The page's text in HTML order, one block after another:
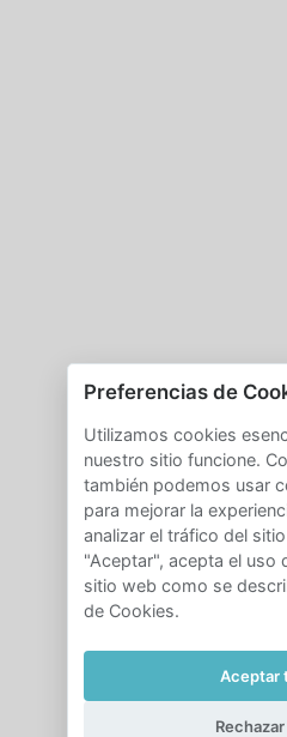
Preferencias de
Utilizamos cookies
nuestro sitio funcione.
también podemos usar
para mejorar la
analizar el tráfico del
"Aceptar", acepta el uso
sitio web como se
de Cookies.
Aceptar